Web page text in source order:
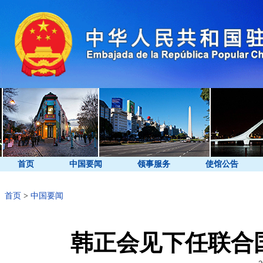
首页 中国要闻 领事服务 使馆公告
首页 > 中国要闻
韩正会见下任联合